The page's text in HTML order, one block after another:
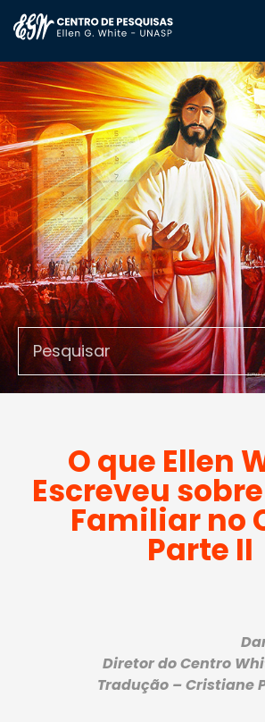
O que Ellen
Escreveu
Familiar no
Parte II
Diretor do Centro
Tradução – Cristiane